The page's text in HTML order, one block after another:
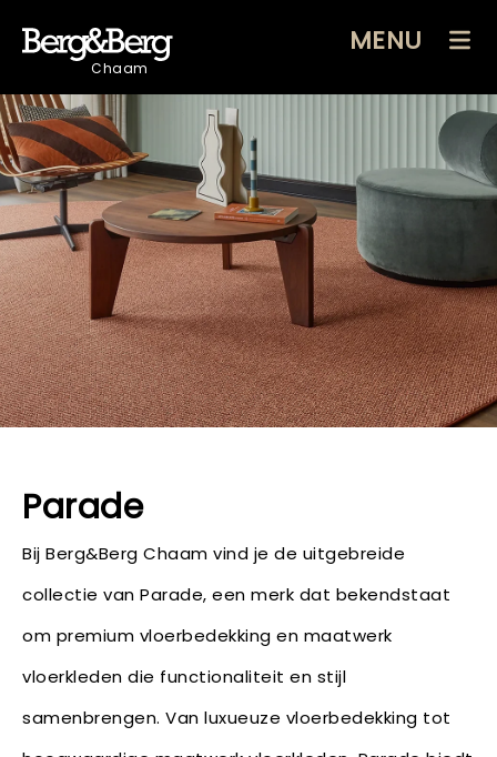
Chaam
MENU
Parade
Bij Berg&Berg Chaam vind je de uitgebreide
collectie van Parade, een merk dat bekendstaat
om premium vloerbedekking en maatwerk
vloerkleden die functionaliteit en stijl
samenbrengen. Van luxueuze vloerbedekking tot